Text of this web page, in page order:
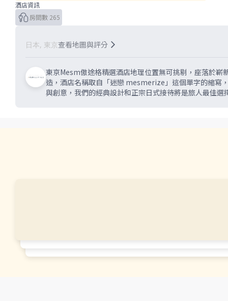
酒店資訊
房間數 265
日本, 東京 查看地圖與評分
東京Mesm傲途格精選酒店地理位置無可挑剔，座落於
造，酒店名稱取自「迷戀 mesmerize」這個單字的縮寫
與創意，我們的經典設計和正宗日式接待將是旅人最佳